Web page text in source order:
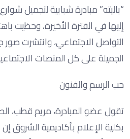
“باليته” مبادرة شبابية لتجميل
إليها في الفترة الأخيرة، وحظيت
التواصل الاجتماعي، وانتشرت صور
الجميلة على كل المنصات
حب الرسم والفنون
تقول عضو المبادرة، مريم قطب،
بكلية الإعلام بأكاديمية الشروق